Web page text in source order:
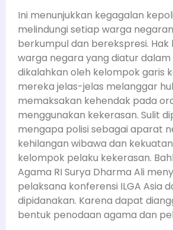
Ini menunjukkan kegagalan
melindungi setiap warga
berkumpul dan berekspresi. Hak
warga negara yang diatur dalam
dikalahkan oleh kelompok garis
mereka jelas-jelas melanggar
memaksakan kehendak pada
menggunakan kekerasan. Sulit
mengapa polisi sebagai aparat
kehilangan wibawa dan
kelompok pelaku kekerasan.
Agama RI Surya Dharma Ali
pelaksana konferensi ILGA Asia
dipidanakan. Karena dapat
bentuk penodaan agama dan